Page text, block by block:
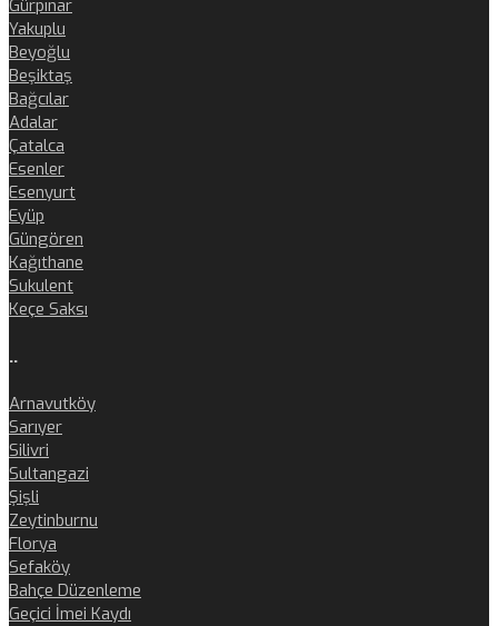
Gürpınar
Yakuplu
Beyoğlu
Beşiktaş
Bağcılar
Adalar
Çatalca
Esenler
Esenyurt
Eyüp
Güngören
Kağıthane
Sukulent
Keçe Saksı
..
Arnavutköy
Sarıyer
Silivri
Sultangazi
Şişli
Zeytinburnu
Florya
Sefaköy
Bahçe Düzenleme
Geçici İmei Kaydı